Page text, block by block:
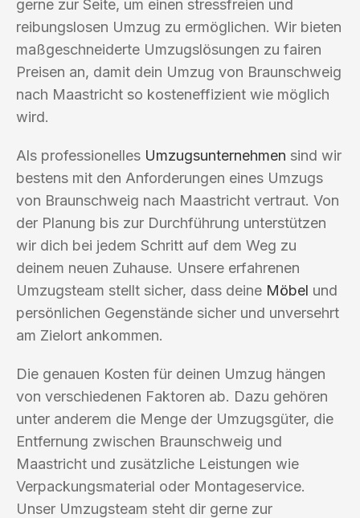
gerne zur Seite, um einen stressfreien und
reibungslosen Umzug zu ermöglichen. Wir bieten
maßgeschneiderte Umzugslösungen zu fairen
Preisen an, damit dein Umzug von Braunschweig
nach Maastricht so kosteneffizient wie möglich
wird.
Als professionelles Umzugsunternehmen sind wir
bestens mit den Anforderungen eines Umzugs
von Braunschweig nach Maastricht vertraut. Von
der Planung bis zur Durchführung unterstützen
wir dich bei jedem Schritt auf dem Weg zu
deinem neuen Zuhause. Unsere erfahrenen
Umzugsteam stellt sicher, dass deine Möbel und
persönlichen Gegenstände sicher und unversehrt
am Zielort ankommen.
Die genauen Kosten für deinen Umzug hängen
von verschiedenen Faktoren ab. Dazu gehören
unter anderem die Menge der Umzugsgüter, die
Entfernung zwischen Braunschweig und
Maastricht und zusätzliche Leistungen wie
Verpackungsmaterial oder Montageservice.
Unser Umzugsteam steht dir gerne zur